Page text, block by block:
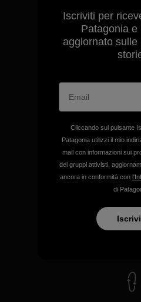
Garantiamo
Iscriviti per
Patagonia e
aggiornato sulle
Cliccando sul pulsante
Patagonia utilizzi il mio
mail con informazioni sui
dei gruppi attivisti,
ancora in conformità con
di